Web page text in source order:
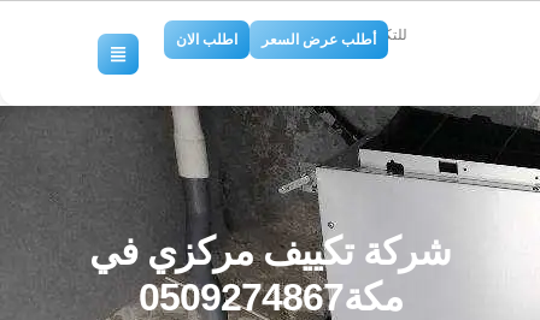
للتكييف والتبريد
أطلب عرض السعر اطلب الان
شركة تكييف مركزي في
مكة0509274867